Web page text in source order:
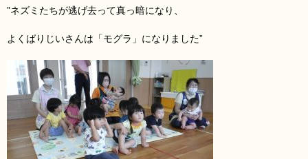
”ネズミ たちが逃げ去って真っ暗になり、
よくばりじいさんは「モグラ」になりました”